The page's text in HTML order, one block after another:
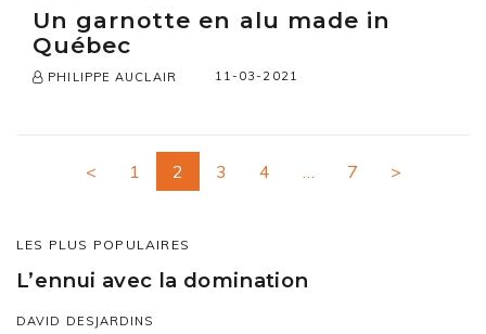
Un garnotte en alu made in
Québec
PHILIPPE AUCLAIR 11-03-2021
< 1 2 3 4 7 >
LES PLUS POPULAIRES
L’ennui avec la domination
DAVID DESJARDINS